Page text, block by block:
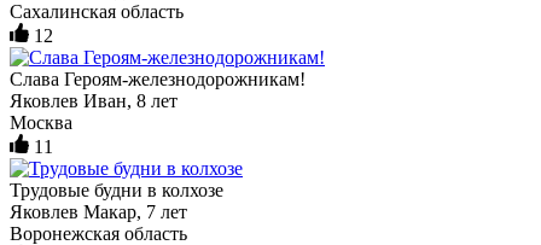
Сахалинская область
12
Слава Героям-железнодорожникам!
Яковлев Иван, 8 лет
Москва
11
Трудовые будни в колхозе
Яковлев Макар, 7 лет
Воронежская область